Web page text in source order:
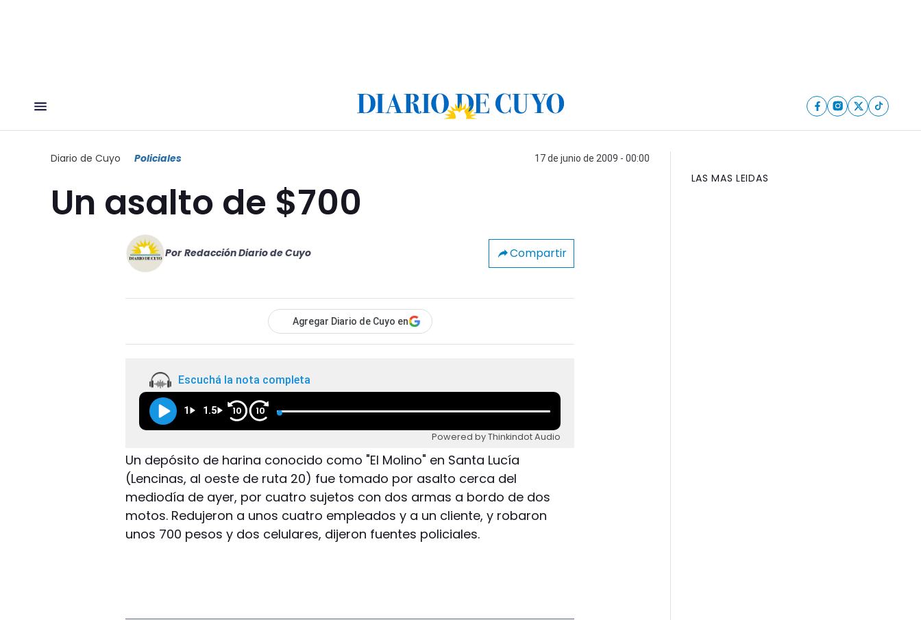
Diario de Cuyo Policiales 17 de junio de 2009 - 00:00
Un asalto de $700
Por Redacción Diario de Cuyo Compartir
Agregar Diario de Cuyo en
Escuchá la nota completa
1 1.5 10 10
Powered by Thinkindot Audio
Un depósito de harina conocido como "El Molino" en Santa Lucía
(Lencinas, al oeste de ruta 20) fue tomado por asalto cerca del
mediodía de ayer, por cuatro sujetos con dos armas a bordo de dos
motos. Redujeron a unos cuatro empleados y a un cliente, y robaron
unos 700 pesos y dos celulares, dijeron fuentes policiales.
LAS MAS LEIDAS